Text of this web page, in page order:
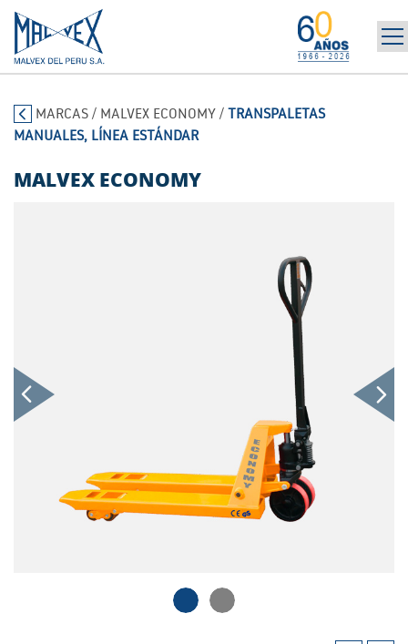
LA EMPRESA
MARCAS
PRODUCTOS
MARCAS / MALVEX ECONOMY / TRANSPALETAS
MANUALES, LÍNEA ESTÁNDAR
MALVEX ECONOMY